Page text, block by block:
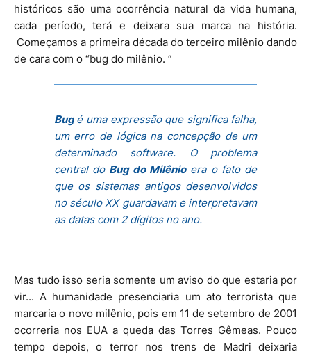
históricos são uma ocorrência natural da vida humana,
cada período, terá e deixara sua marca na história.
Começamos a primeira década do terceiro milênio dando
de cara com o “bug do milênio. ”
Bugé uma expressão que significa falha,
um erro de lógica na concepção de um
determinado software. O problema
central do Bug do Milênioera o fato de
que os sistemas antigos desenvolvidos
no século XX guardavam e interpretavam
as datas com 2 dígitos no ano.
Mas tudo isso seria somente um aviso do que estaria por
vir... A humanidade presenciaria um ato terrorista que
marcaria o novo milênio, pois em 11 de setembro de 2001
ocorreria nos EUA a queda das Torres Gêmeas. Pouco
tempo depois, o terror nos trens de Madri deixaria